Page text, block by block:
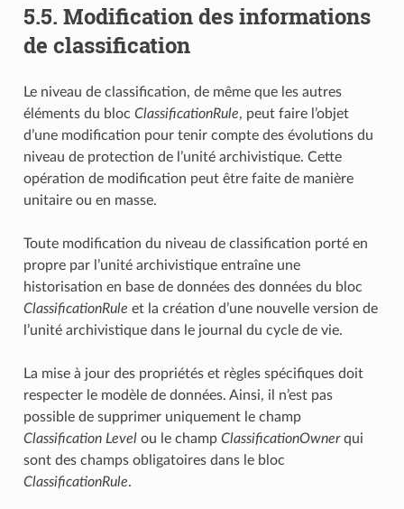
5.5. Modification des informations
de classification
Le niveau de classification, de même que les autres
éléments du bloc ClassificationRule, peut faire l’objet
d’une modification pour tenir compte des évolutions du
niveau de protection de l’unité archivistique. Cette
opération de modification peut être faite de manière
unitaire ou en masse.
Toute modification du niveau de classification porté en
propre par l’unité archivistique entraîne une
historisation en base de données des données du bloc
ClassificationRule et la création d’une nouvelle version de
l’unité archivistique dans le journal du cycle de vie.
La mise à jour des propriétés et règles spécifiques doit
respecter le modèle de données. Ainsi, il n’est pas
possible de supprimer uniquement le champ
Classification Levelou le champ ClassificationOwnerqui
sont des champs obligatoires dans le bloc
ClassificationRule.